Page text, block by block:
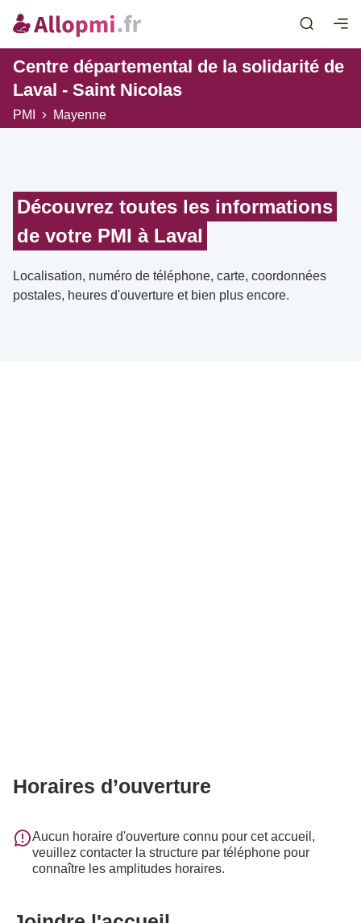
Centre départemental de la solidarité de
Laval - Saint Nicolas
PMI Mayenne
Découvrez toutes les informations
de votre PMI à Laval
Localisation, numéro de téléphone, carte, coordonnées
postales, heures d'ouverture et bien plus encore.
Horaires d’ouverture
Aucun horaire d'ouverture connu pour cet accueil,
veuillez contacter la structure par téléphone pour
connaître les amplitudes horaires.